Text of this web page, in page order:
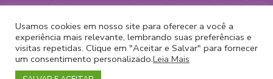
Nossas Redes
Copyright 2020 -
Usamos cookies em nosso site para oferecer a você a
experiência mais relevante, lembrando suas preferências e
visitas repetidas. Clique em "Aceitar e Salvar" para fornecer
um consentimento personalizado.Leia Mais